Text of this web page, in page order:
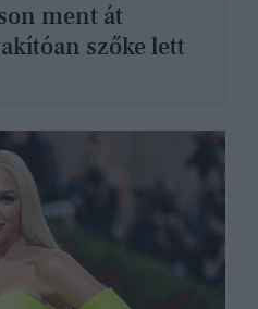
ment át
szőke lett